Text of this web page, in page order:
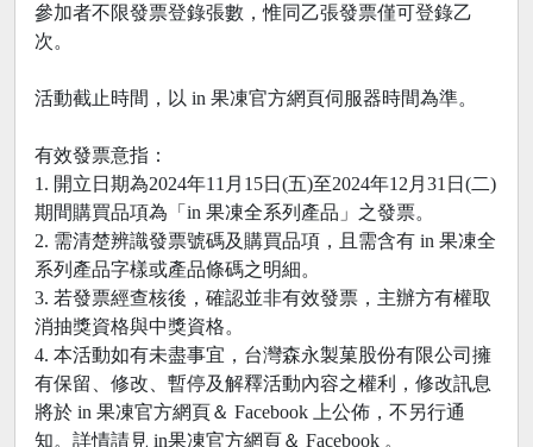
參加者不限發票登錄張數，惟同乙張發票僅可登錄乙
次。
活動截止時間，以 in 果凍官方網頁伺服器時間為準。
有效發票意指：
1. 開立日期為2024年11月15日(五)至2024年12月31日(二)
期間購買品項為「in 果凍全系列產品」之發票。
2. 需清楚辨識發票號碼及購買品項，且需含有 in 果凍全
系列產品字樣或產品條碼之明細。
3. 若發票經查核後，確認並非有效發票，主辦方有權取
消抽獎資格與中獎資格。
4. 本活動如有未盡事宜，台灣森永製菓股份有限公司擁
有保留、修改、暫停及解釋活動內容之權利，修改訊息
將於 in 果凍官方網頁＆ Facebook 上公佈，不另行通
知。詳情請見 in果凍官方網頁＆ Facebook 。